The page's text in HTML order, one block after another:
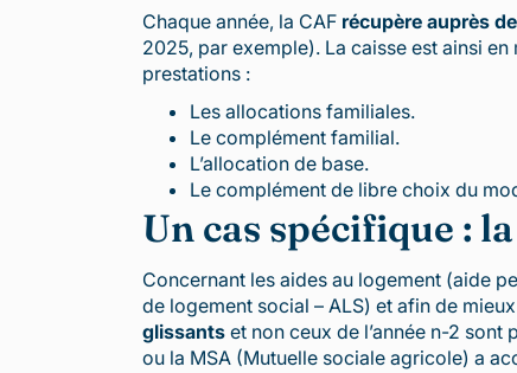
Chaque année, la CAF récupère auprès
2025, par exemple). La caisse est ainsi
prestations :
Les allocations familiales.
Le complément familial.
L’allocation de base.
Le complément de libre choix du
Un cas spécifique :
Concernant les aides au logement (aide
de logement social – ALS) et afin de
glissants et non ceux de l’année n-2 sont
ou la MSA (Mutuelle sociale agricole) a